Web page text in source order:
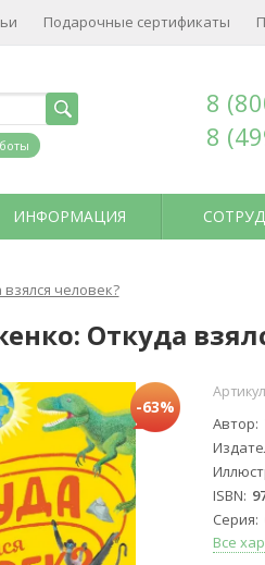
Подарочные сертификаты
8
8
ИНФОРМАЦИЯ
человек?
Откуда
-63%
Автор
ISBN
Серия
Все